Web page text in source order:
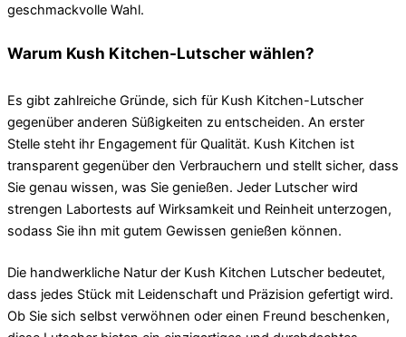
geschmackvolle Wahl.
Warum Kush Kitchen-Lutscher wählen?
Es gibt zahlreiche Gründe, sich für Kush Kitchen-Lutscher
gegenüber anderen Süßigkeiten zu entscheiden. An erster
Stelle steht ihr Engagement für Qualität. Kush Kitchen ist
transparent gegenüber den Verbrauchern und stellt sicher, dass
Sie genau wissen, was Sie genießen. Jeder Lutscher wird
strengen Labortests auf Wirksamkeit und Reinheit unterzogen,
sodass Sie ihn mit gutem Gewissen genießen können.
Die handwerkliche Natur der Kush Kitchen Lutscher bedeutet,
dass jedes Stück mit Leidenschaft und Präzision gefertigt wird.
Ob Sie sich selbst verwöhnen oder einen Freund beschenken,